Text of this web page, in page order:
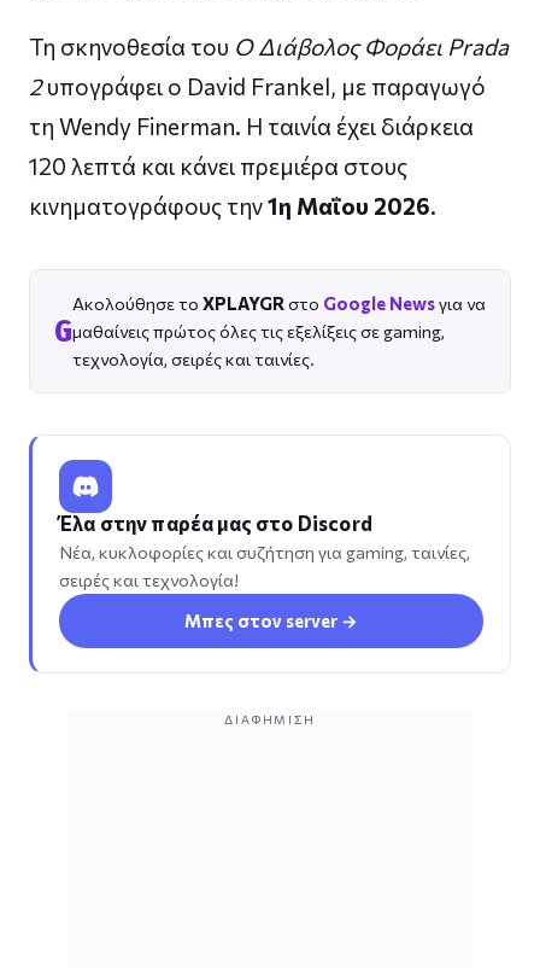
Τη σκηνοθεσία του Ο Διάβολος Φοράει Prada
2υπογράφει ο David Frankel, με παραγωγό
τη Wendy Finerman. Η ταινία έχει διάρκεια
120 λεπτά και κάνει πρεμιέρα στους
κινηματογράφους την1η Μαΐου 2026.
G
Ακολούθησε το XPLAYGR στο Google Newsγια να
μαθαίνεις πρώτος όλες τις εξελίξεις σε gaming,
τεχνολογία, σειρές και ταινίες.
Έλα στην παρέα μας στο Discord
Νέα, κυκλοφορίες και συζήτηση για gaming, ταινίες,
σειρές και τεχνολογία!
Μπες στον server →
ΔΙΑΦΉΜΙΣΗ